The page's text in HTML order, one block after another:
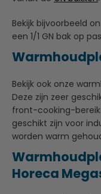
Bekijk bijvoorbeeld
een 1/1 GN bak op
Bekijk ook onze
Deze zijn zeer
front-cooking-
geschikt zijn voor
worden warm
Horeca